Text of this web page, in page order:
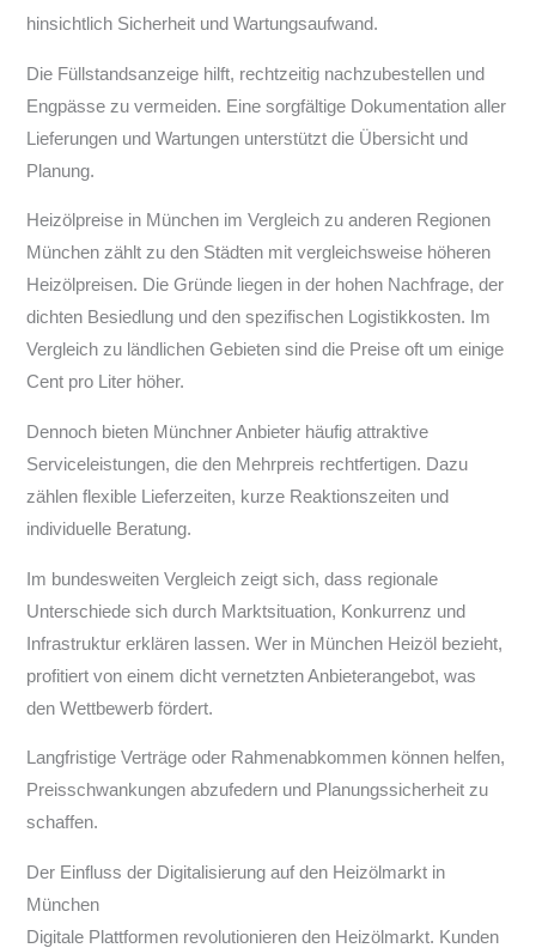
hinsichtlich Sicherheit und Wartungsaufwand.
Die Füllstandsanzeige hilft, rechtzeitig nachzubestellen und
Engpässe zu vermeiden. Eine sorgfältige Dokumentation aller
Lieferungen und Wartungen unterstützt die Übersicht und
Planung.
Heizölpreise in München im Vergleich zu anderen Regionen
München zählt zu den Städten mit vergleichsweise höheren
Heizölpreisen. Die Gründe liegen in der hohen Nachfrage, der
dichten Besiedlung und den spezifischen Logistikkosten. Im
Vergleich zu ländlichen Gebieten sind die Preise oft um einige
Cent pro Liter höher.
Dennoch bieten Münchner Anbieter häufig attraktive
Serviceleistungen, die den Mehrpreis rechtfertigen. Dazu
zählen flexible Lieferzeiten, kurze Reaktionszeiten und
individuelle Beratung.
Im bundesweiten Vergleich zeigt sich, dass regionale
Unterschiede sich durch Marktsituation, Konkurrenz und
Infrastruktur erklären lassen. Wer in München Heizöl bezieht,
profitiert von einem dicht vernetzten Anbieterangebot, was
den Wettbewerb fördert.
Langfristige Verträge oder Rahmenabkommen können helfen,
Preisschwankungen abzufedern und Planungssicherheit zu
schaffen.
Der Einfluss der Digitalisierung auf den Heizölmarkt in
München
Digitale Plattformen revolutionieren den Heizölmarkt. Kunden